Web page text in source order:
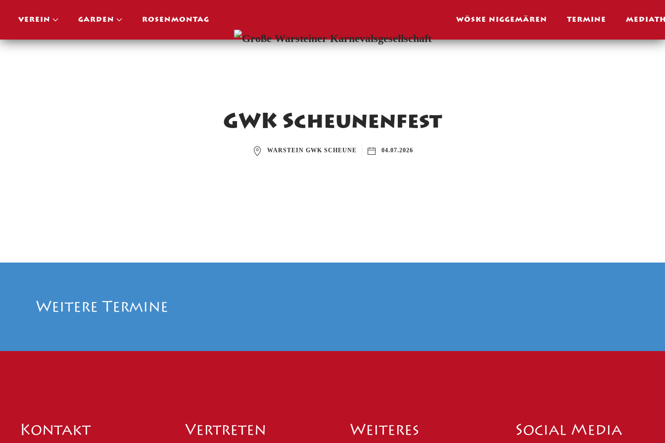
Skip to main content
VEREIN GARDEN ROSENMONTAG WÖSKE NIGGEMÄREN TERMINE
GWK Scheunenfest
WARSTEIN GWK SCHEUNE 04.07.2026
Weitere Termine
Kontakt
Vertreten
Weiteres Social Media